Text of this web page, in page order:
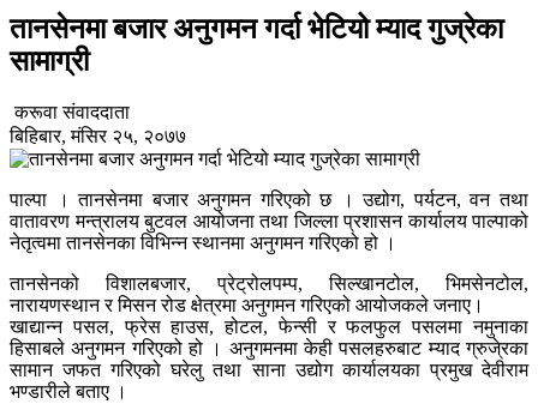
तानसेनमा बजार अनुगमन गर्दा भेटियो म्याद गुज्रेका
सामाग्री
करूवा संवाददाता
बिहिबार, मंसिर २५, २०७७
पाल्पा । तानसेनमा बजार अनुगमन गरिएको छ । उद्योग, पर्यटन, वन तथा
वातावरण मन्त्रालय बुटवल आयोजना तथा जिल्ला प्रशासन कार्यालय पाल्पाको
नेतृत्वमा तानसेनका विभिन्न स्थानमा अनुगमन गरिएको हो ।
तानसेनको विशालबजार, प्रेट्रोलपम्प, सिल्खानटोल, भिमसेनटोल,
नारायणस्थान र मिसन रोड क्षेत्रमा अनुगमन गरिएको आयोजकले जनाए।
खाद्यान्न पसल, फ्रेस हाउस, होटल, फेन्सी र फलफुल पसलमा नमुनाका
हिसाबले अनुगमन गरिएको हो । अनुगमनमा केही पसलहरुबाट म्याद ग्रुजे्रका
सामान जफत गरिएको घरेलु तथा साना उद्योग कार्यालयका प्रमुख देवीराम
भण्डारीले बताए ।